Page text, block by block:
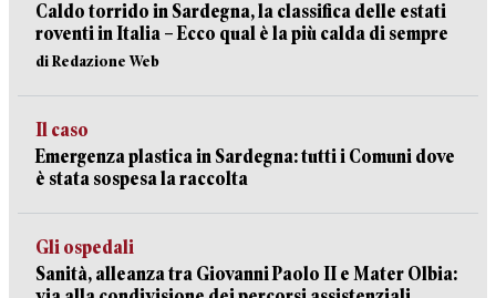
Caldo torrido in Sardegna, la classifica delle estati
roventi in Italia – Ecco qual è la più calda di sempre
di Redazione Web
Il caso
Emergenza plastica in Sardegna: tutti i Comuni dove
è stata sospesa la raccolta
Gli ospedali
Sanità, alleanza tra Giovanni Paolo II e Mater Olbia: